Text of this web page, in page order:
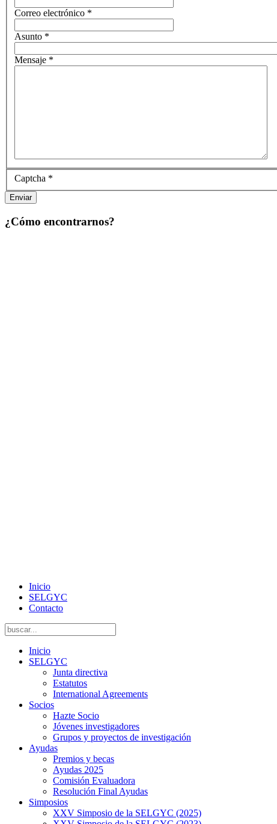
Correo electrónico *
Asunto *
Mensaje *
Captcha *
Enviar
¿Cómo encontrarnos?
Inicio
SELGYC
Contacto
Inicio
SELGYC
Junta directiva
Estatutos
International Agreements
Socios
Hazte Socio
Jóvenes investigadores
Grupos y proyectos de investigación
Ayudas
Premios y becas
Ayudas 2025
Comisión Evaluadora
Resolución Final Ayudas
Simposios
XXV Simposio de la SELGYC (2025)